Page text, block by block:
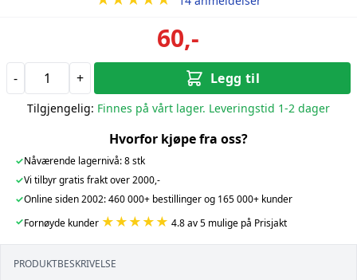
60,-
- + Legg til
Tilgjengelig: Finnes på vårt lager. Leveringstid 1-2 dager
Hvorfor kjøpe fra oss?
✓Nåværende lagernivå: 8 stk
✓Vi tilbyr gratis frakt over 2000,-
✓Online siden 2002: 460 000+ bestillinger og 165 000+ kunder
✓Fornøyde kunder ★★★★★ 4.8 av 5 mulige på Prisjakt
PRODUKTBESKRIVELSE